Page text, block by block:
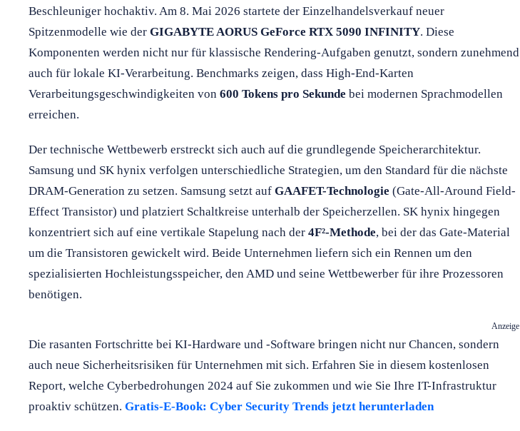
Beschleuniger hochaktiv. Am 8. Mai 2026 startete der Einzelhandelsverkauf neuer
Spitzenmodelle wie der GIGABYTE AORUS GeForce RTX 5090 INFINITY. Diese
Komponenten werden nicht nur für klassische Rendering-Aufgaben genutzt, sondern zunehmend
auch für lokale KI-Verarbeitung. Benchmarks zeigen, dass High-End-Karten
Verarbeitungsgeschwindigkeiten von 600 Tokens pro Sekunde bei modernen Sprachmodellen
erreichen.
Der technische Wettbewerb erstreckt sich auch auf die grundlegende Speicherarchitektur.
Samsung und SK hynix verfolgen unterschiedliche Strategien, um den Standard für die nächste
DRAM-Generation zu setzen. Samsung setzt auf GAAFET-Technologie (Gate-All-Around Field-
Effect Transistor) und platziert Schaltkreise unterhalb der Speicherzellen. SK hynix hingegen
konzentriert sich auf eine vertikale Stapelung nach der 4F²-Methode, bei der das Gate-Material
um die Transistoren gewickelt wird. Beide Unternehmen liefern sich ein Rennen um den
spezialisierten Hochleistungsspeicher, den AMD und seine Wettbewerber für ihre Prozessoren
benötigen.
Anzeige
Die rasanten Fortschritte bei KI-Hardware und -Software bringen nicht nur Chancen, sondern
auch neue Sicherheitsrisiken für Unternehmen mit sich. Erfahren Sie in diesem kostenlosen
Report, welche Cyberbedrohungen 2024 auf Sie zukommen und wie Sie Ihre IT-Infrastruktur
proaktiv schützen. Gratis-E-Book: Cyber Security Trends jetzt herunterladen